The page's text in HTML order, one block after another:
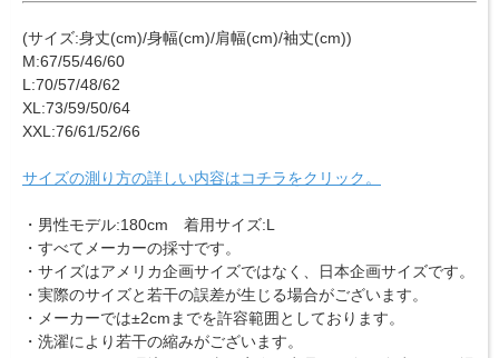
(サイズ:身丈(cm)/身幅(cm)/肩幅(cm)/袖丈(cm))
M:67/55/46/60
L:70/57/48/62
XL:73/59/50/64
XXL:76/61/52/66
サイズの測り方の詳しい内容はコチラをクリック。
・男性モデル:180cm 着用サイズ:L
・すべてメーカーの採寸です。
・サイズはアメリカ企画サイズではなく、日本企画サイズです。
・実際のサイズと若干の誤差が生じる場合がございます。
・メーカーでは±2cmまでを許容範囲としております。
・洗濯により若干の縮みがございます。